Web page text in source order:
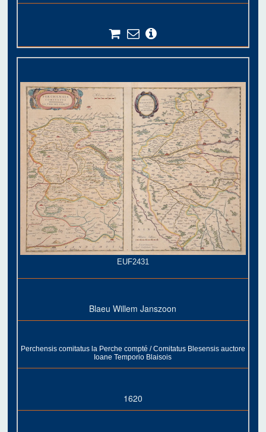
EUF2431
Blaeu Willem Janszoon
Perchensis comitatus la Perche compté / Comitatus Blesensis auctore
Ioane Temporio Blaisois
1620